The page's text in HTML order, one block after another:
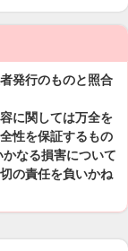
発行のものと照合
に関しては万全を
性を保証するもの
なる損害について
の責任を負いかね